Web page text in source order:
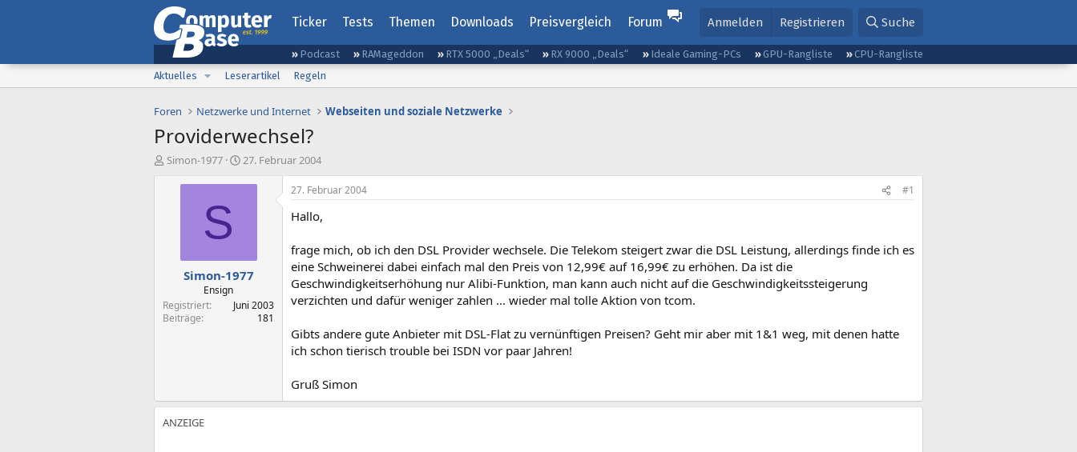
Ticker Tests Themen Downloads Preisvergleich Forum Anmelden Registrieren Suche
Podcast RAMageddon RTX 5000 „Deals“ RX 9000 „Deals“ Ideale Gaming-PCs GPU-Rangliste
CPU-Rangliste
Aktuelles
Leserartikel Regeln
Foren Netzwerke und Internet Webseiten und soziale Netzwerke
Providerwechsel?
E
Simon-1977
E
s
t
a
27. Februar 2004
S
Simon-1977
Ensign
Registriert
Juni 2003
Beiträge
181
27. Februar 2004 #1
Hallo,
frage mich, ob ich den DSL Provider wechsele. Die Telekom steigert zwar die DSL Leistung, allerdings finde ich es
eine Schweinerei dabei einfach mal den Preis von 12,99€ auf 16,99€ zu erhöhen. Da ist die
Geschwindigkeitserhöhung nur Alibi-Funktion, man kann auch nicht auf die Geschwindigkeitssteigerung
verzichten und dafür weniger zahlen ... wieder mal tolle Aktion von tcom.
Gibts andere gute Anbieter mit DSL-Flat zu vernünftigen Preisen? Geht mir aber mit 1&1 weg, mit denen hatte
ich schon tierisch trouble bei ISDN vor paar Jahren!
Gruß Simon